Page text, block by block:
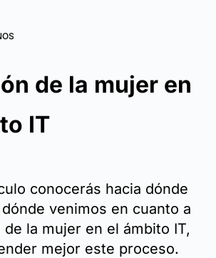
de la mujer en
IT
conocerás hacia dónde
venimos en cuanto a
la mujer en el ámbito IT,
mejor este proceso.